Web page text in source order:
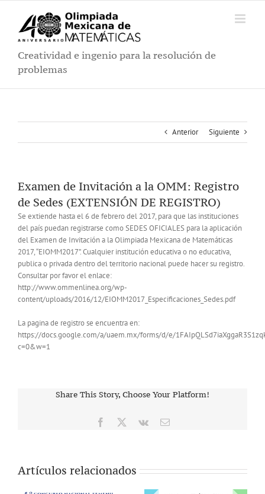
contenido
Creatividad e ingenio para la resolución de
problemas
Anterior Siguiente
Examen de Invitación a la OMM: Registro
de Sedes (EXTENSIÓN DE REGISTRO)
Se extiende hasta el 6 de febrero del 2017, para que las instituciones
del país puedan registrarse como SEDES OFICIALES para la aplicación
del Examen de Invitación a la Olimpiada Mexicana de Matemáticas
2017, “EIOMM2017”. Cualquier institución educativa o no educativa,
publica o privada dentro del territorio nacional puede hacer su registro.
Consultar por favor el enlace:
http://www.ommenlinea.org/wp-
content/uploads/2016/12/EIOMM2017_Especificaciones_Sedes.pdf
La pagina de registro se encuentra en:
https://docs.google.com/a/uaem.mx/forms/d/e/
c=0&w=1
Share This Story, Choose Your Platform!
Facebook Vk
Correo
Artículos relacionados